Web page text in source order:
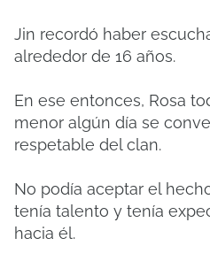
Jin recordó haber
alrededor de 16 años.
En ese entonces, Rosa
menor algún día se
respetable del clan.
No podía aceptar el
tenía talento y tenía
hacia él.